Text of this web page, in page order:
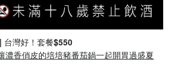
台灣好！套餐$550
濃香俏皮的培培豬番茄鍋一起開胃過盛夏